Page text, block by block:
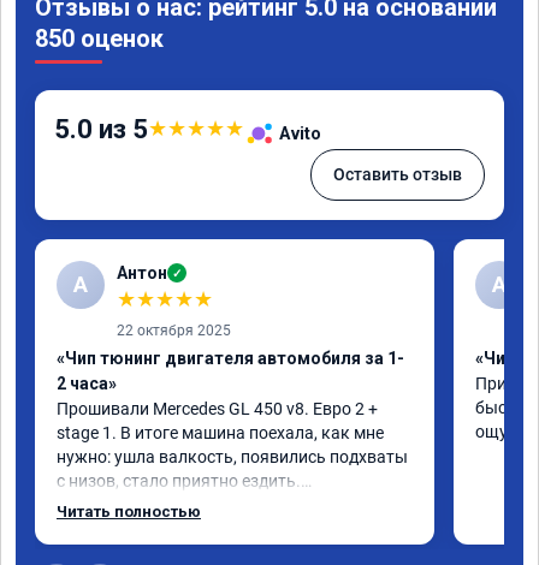
Отзывы о нас: рейтинг 5.0 на основании
850 оценок
5.0 из 5★★★★★ Avito
Оставить отзыв
А Антон ✓
★★★★★
22 октября 2025
«Чип тюнинг двигателя автомобиля за 1-
2 часа»
Прошивали Mercedes GL 450 v8. Евро 2 +
stage 1. В итоге машина поехала, как мне
нужно: ушла валкость, появились подхваты
с низов, стало приятно ездить.
Одни из лучших трат, в авто! 🔥
Читать полностью
A
«Чип